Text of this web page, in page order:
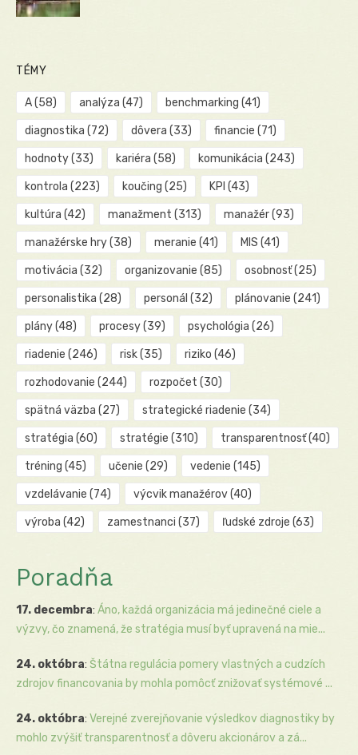
TÉMY
A(58) analýza (47) benchmarking (41)
diagnostika (72) dôvera (33) financie (71)
hodnoty(33) kariéra (58) komunikácia (243)
kontrola (223) koučing (25) KPI (43)
kultúra (42) manažment (313) manažér(93)
manažérske hry(38) meranie (41) MIS (41)
motivácia (32) organizovanie (85) osobnosť(25)
personalistika (28) personál (32) plánovanie (241)
plány(48) procesy(39) psychológia (26)
riadenie (246) risk(35) riziko (46)
rozhodovanie (244) rozpočet (30)
spätná väzba (27) strategické riadenie (34)
stratégia (60) stratégie (310) transparentnosť(40)
tréning (45) učenie (29) vedenie (145)
vzdelávanie (74) výcvik manažérov(40)
výroba (42) zamestnanci (37) ľudské zdroje (63)
Poradňa
17. decembra: Áno, každá organizácia má jedinečné ciele a
výzvy, čo znamená, že stratégia musí byť upravená na mie...
24. októbra: Štátna regulácia pomery vlastných a cudzích
zdrojov financovania by mohla pomôcť znižovať systémové ...
24. októbra: Verejné zverejňovanie výsledkov diagnostiky by
mohlo zvýšiť transparentnosť a dôveru akcionárov a zá...